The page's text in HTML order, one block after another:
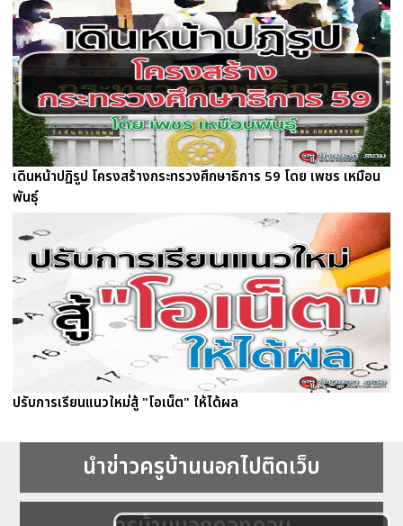
เดินหน้าปฏิรูป โครงสร้างกระทรวงศึกษาธิการ 59 โดย เพชร เหมือน
พันธุ์
ปรับการเรียนแนวใหม่สู้ "โอเน็ต" ให้ได้ผล
นำข่าวครูบ้านนอกไปติดเว็บ